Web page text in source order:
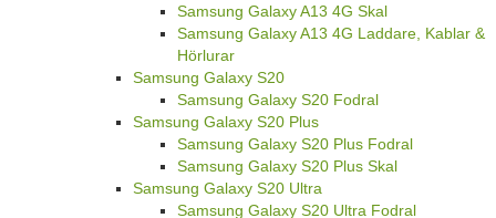
Samsung Galaxy A13 4G Skal
Samsung Galaxy A13 4G Laddare, Kablar &
Hörlurar
Samsung Galaxy S20
Samsung Galaxy S20 Fodral
Samsung Galaxy S20 Plus
Samsung Galaxy S20 Plus Fodral
Samsung Galaxy S20 Plus Skal
Samsung Galaxy S20 Ultra
Samsung Galaxy S20 Ultra Fodral